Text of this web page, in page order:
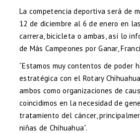
La competencia deportiva será de
12 de diciembre al 6 de enero en
carrera, bicicleta o ambas, así lo
de Más Campeones por Ganar,
“Estamos muy contentos de poder
estratégica con el Rotary
ambos como organizaciones de
coincidimos en la necesidad de
tratamiento del cáncer,
niñas de Chihuahua”.